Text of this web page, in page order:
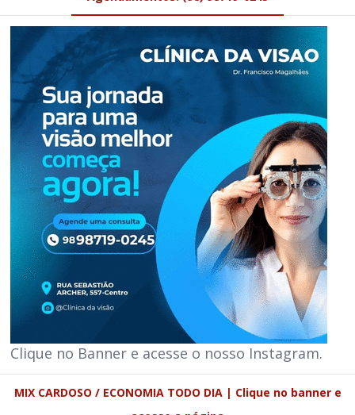
Clique no Banner e acesse o nosso Instagram.
MIX CARDOSO / ECONOMIA TODO DIA | Clique no banner e
acesse a página